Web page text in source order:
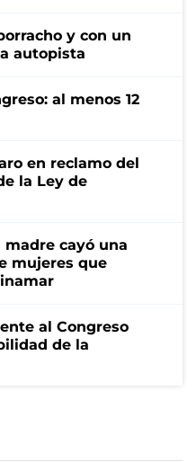
y con un
autopista
al menos 12
en reclamo del
la Ley de
madre cayó una
mujeres que
al Congreso
de la